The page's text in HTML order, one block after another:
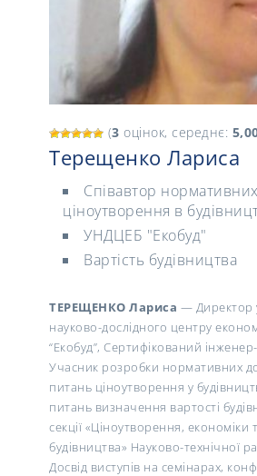
(3 оцінок, середнє:
Терещенко Лариcа
Співавтор
ціноутворення в
УНДЦЕБ "Екобуд"
Вартість будівництва
ТЕРЕЩЕНКО Лариcа — Директор
науково-дослідного центру
“Екобуд”, Сертифікований
Учасник розробки нормативних
питань ціноутворення у
питань визначення вартості
секції «Ціноутворення, економіки
будівництва» Науково-технічної
Досвід виступів на семінарах,